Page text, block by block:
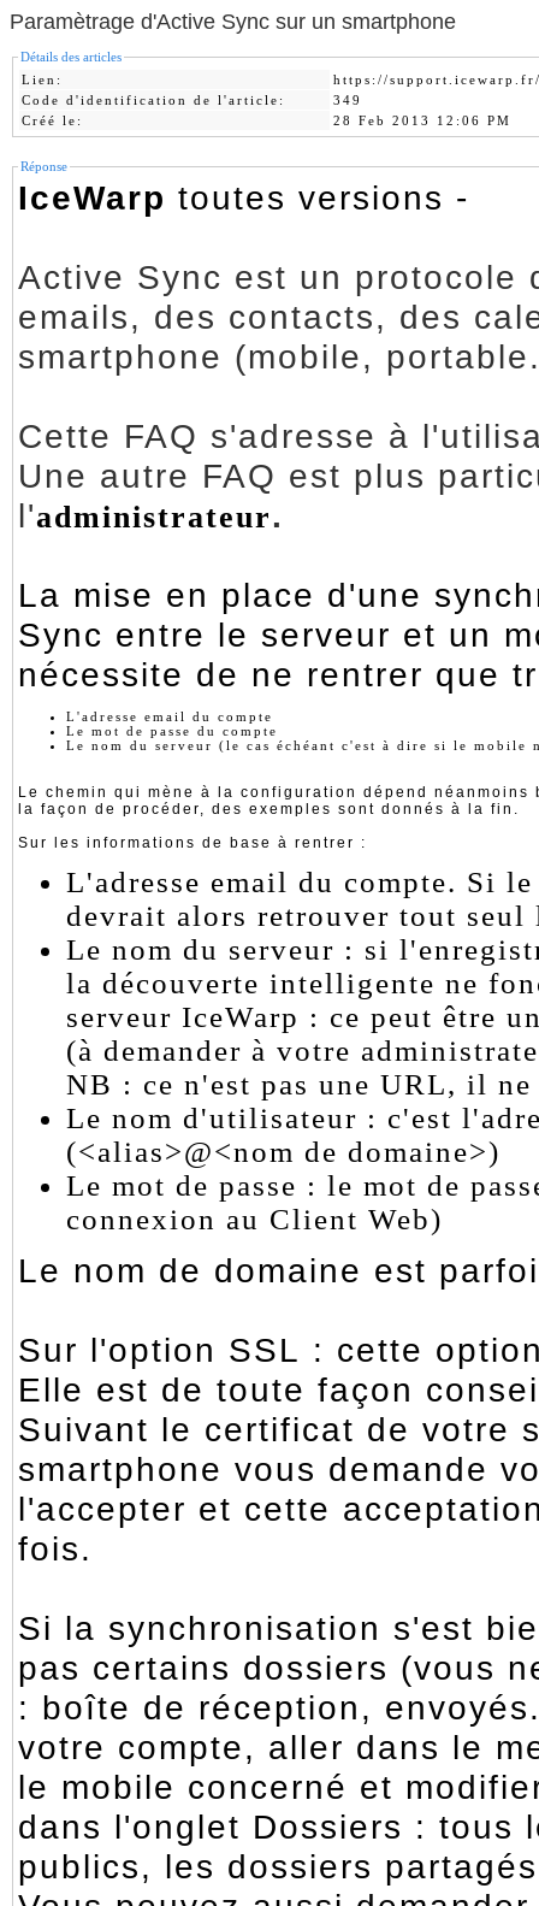
Paramètrage d'Active Sync sur un smartphone
Détails des articles
Lien:
https://
Code d'identification de l'article:
349
Créé le:
28 Feb 2013 12:06 PM
Réponse
IceWarp toutes versions -
Active Sync est un protocole qui permet la
emails, des contacts, des
smartphone (mobile,
Cette FAQ s'adresse à
Une autre FAQ est plus
l'administrateur.
La mise en place d'une
Sync entre le serveur et un
nécessite de ne rentrer que
L'adresse email du compte
Le mot de passe du compte
Le nom du serveur (le cas échéant c'est à dire si le mobile
Le chemin qui mène à la configuration dépend
la façon de procéder, des exemples sont donnés à la fin.
Sur les informations de base à rentrer :
L'adresse email du compte. Si
devrait alors retrouver tout seul
Le nom du serveur : si
la découverte intelligente ne fonctionne pas, il
serveur IceWarp : ce peut être une adresse IP ou
NB : ce n'est pas une URL, il
Le nom d'utilisateur : c'est
(<alias>@<nom de domaine>)
Le mot de passe : le mot de
connexion au Client Web)
Le nom de domaine est
Sur l'option SSL : cette
Elle est de toute façon
Suivant le certificat de votre
smartphone vous demande
l'accepter et cette
fois.
Si la synchronisation s'est
pas certains dossiers (vous ne voyez que les dossiers par défaut
: boîte de réception,
votre compte, aller dans le
le mobile concerné et
dans l'onglet Dossiers : tous
publics, les dossiers